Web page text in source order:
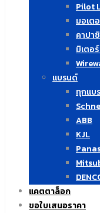
Pilot
มอเต
คาปา
มิเตอ
แบรนด์
ทุกแบ
ABB
KJL
แคตตาล็อก
ขอใบเสนอราคา